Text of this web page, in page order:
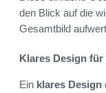
den Blick auf die
Gesamtbild
Klares Design
Ein klares Design